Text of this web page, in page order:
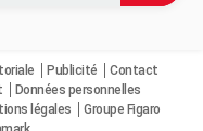
Publicité
Contact
Données personnelles
légales
Groupe Figaro